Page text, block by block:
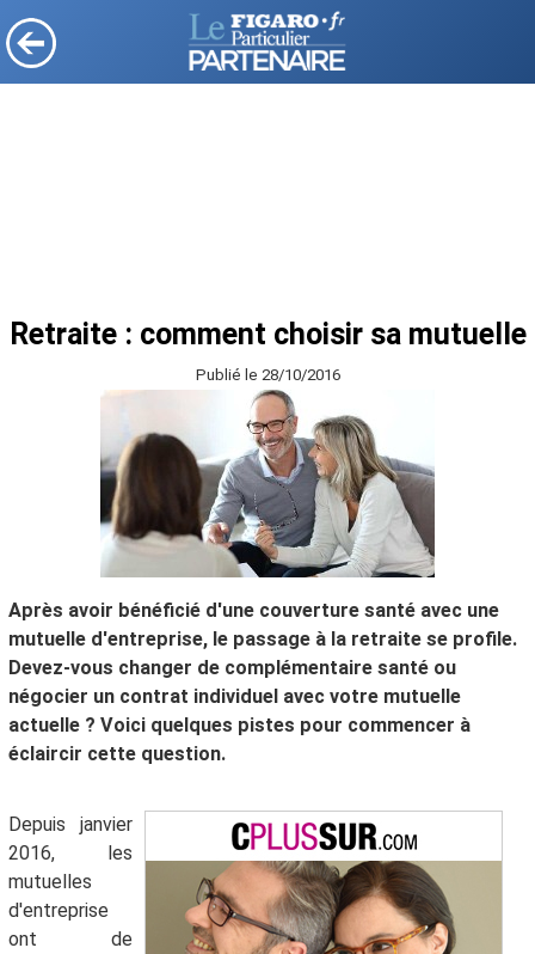
Retraite : comment choisir sa mutuelle
Publié le 28/10/2016
Après avoir bénéficié d'une couverture santé avec une
mutuelle d'entreprise, le passage à la retraite se profile.
Devez-vous changer de complémentaire santé ou
négocier un contrat individuel avec votre mutuelle
actuelle ? Voici quelques pistes pour commencer à
éclaircir cette question.
Depuis janvier
2016, les
mutuelles
d'entreprise
ont de